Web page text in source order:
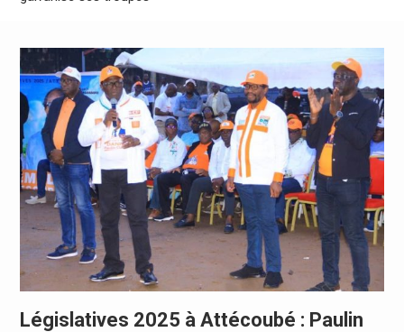
Législatives 2025 à Attécoubé : Paulin